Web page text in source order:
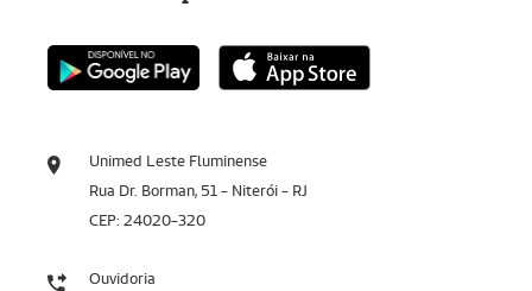
Unimed Leste Fluminense
Rua Dr. Borman, 51 - Niterói - RJ
CEP: 24020-320
Ouvidoria